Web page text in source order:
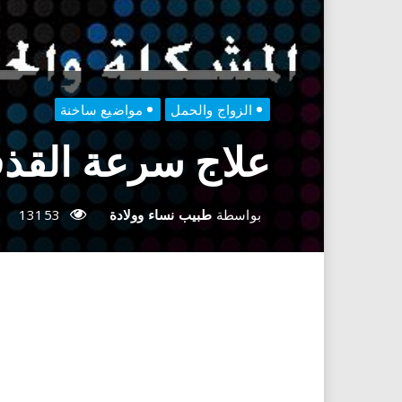
الزواج والحمل مواضيع ساخنة
علاج سرعة
بواسطة طبيب نساء وولادة 13153